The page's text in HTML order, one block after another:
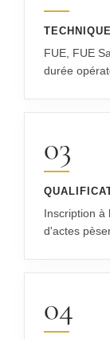
FUE, FUE
durée
03
Inscription à
d'actes
04